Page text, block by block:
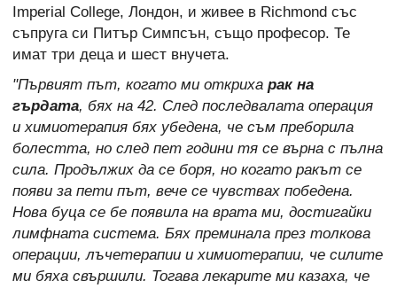
Imperial College, Лондон, и живее в Richmond със
съпруга си Питър Симпсън, също професор. Те
имат три деца и шест внучета.
"Първият път, когато ми откриха рак на
гърдата, бях на 42. След последвалата операция
и химиотерапия бях убедена, че съм преборила
болестта, но след пет години тя се върна с пълна
сила. Продължих да се боря, но когато ракът се
появи за пети път, вече се чувствах победена.
Нова буца се бе появила на врата ми, достигайки
лимфната система. Бях преминала през толкова
операции, лъчетерапии и химиотерапии, че силите
ми бяха свършили. Тогава лекарите ми казаха, че